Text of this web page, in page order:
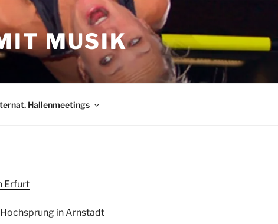
MUSIK
Hallenmeetings
Erfurt
in Arnstadt